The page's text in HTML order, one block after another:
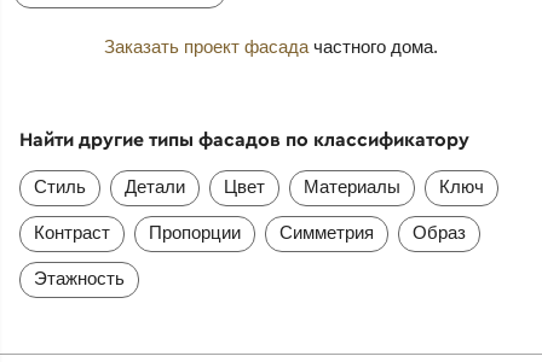
Заказать проект фасада частного дома.
Найти другие типы фасадов по классификатору
Стиль Детали Цвет Материалы Ключ
Контраст Пропорции Симметрия Образ
Этажность